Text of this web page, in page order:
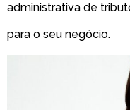
administrativa de
para o seu negócio.